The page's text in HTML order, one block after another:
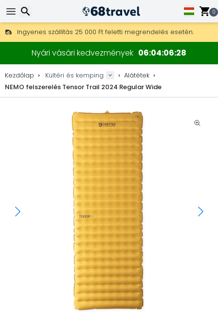
0
Ingyenes szállítás 25 000 Ft feletti megrendelés esetén.
30 nap a visszaküldésre, 90 nap a fa térképekre és dekorokra.
A legjobb árak outdoor felszerelésekre és kiegészítőkre.
Nyári vásári kedvezmények 06 04 06 28
Kezdőlap Kültéri és kemping
Alátétek
NEMO felszerelés Tensor Trail 2024 Regular Wide
Keresés
Keresés